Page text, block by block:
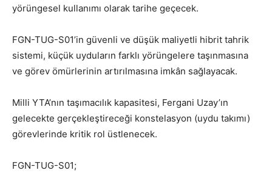
yörüngesel kullanımı olarak tarihe geçecek.
FGN-TUG-S01’in güvenli ve düşük maliyetli hibrit tahrik
sistemi, küçük uyduların farklı yörüngelere taşınmasına
ve görev ömürlerinin artırılmasına imkân sağlayacak.
Milli YTA’nın taşımacılık kapasitesi, Fergani Uzay’ın
gelecekte gerçekleştireceği konstelasyon (uydu takımı)
görevlerinde kritik rol üstlenecek.
FGN-TUG-S01;